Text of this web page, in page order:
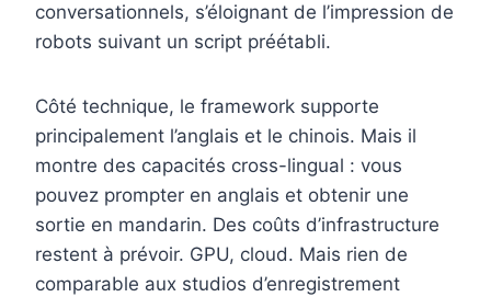
conversationnels, s’éloignant de l’impression de
robots suivant un script préétabli.
Côté technique, le framework supporte
principalement l’anglais et le chinois. Mais il
montre des capacités cross-lingual : vous
pouvez prompter en anglais et obtenir une
sortie en mandarin. Des coûts d’infrastructure
restent à prévoir. GPU, cloud. Mais rien de
comparable aux studios d’enregistrement